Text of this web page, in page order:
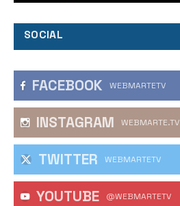
SOCIAL
FACEBOOK WEBMARTETV
INSTAGRAM WEBMARTE.TV
TWITTER WEBMARTETV
YOUTUBE @WEBMARTETV